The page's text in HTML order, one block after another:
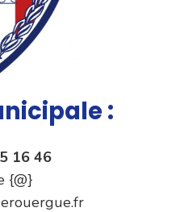
:
16 46
{@}